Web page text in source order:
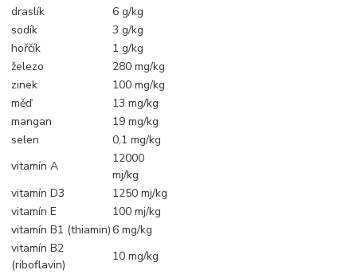
draslík
6 g/kg
sodík
3 g/kg
hořčík
1 g/kg
železo
280 mg/kg
zinek
100 mg/kg
měď
13 mg/kg
mangan
19 mg/kg
selen
0,1 mg/kg
vitamín A
12000
mj/kg
vitamín D3
1250 mj/kg
vitamín E
100 mj/kg
vitamín B1 (thiamin)6 mg/kg
vitamín B2
(riboflavin)
10 mg/kg